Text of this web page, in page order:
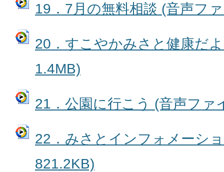
19．7月の無料相談 (音声フ
20．すこやかみさと健康だ
1.4MB)
21．公園に行こう (音声ファ
22．みさとインフォメーシ
821.2KB)